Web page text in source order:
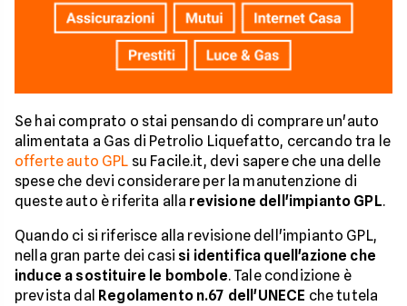
Se hai comprato o stai pensando di comprare un'auto
alimentata a Gas di Petrolio Liquefatto, cercando tra le
offerte auto GPL su Facile.it, devi sapere che una delle
spese che devi considerare per la manutenzione di
queste auto è riferita alla revisione dell'impianto GPL.
Quando ci si riferisce alla revisione dell'impianto GPL,
nella gran parte dei casi si identifica quell'azione che
induce a sostituire le bombole. Tale condizione è
prevista dal Regolamento n.67 dell'UNECE che tutela